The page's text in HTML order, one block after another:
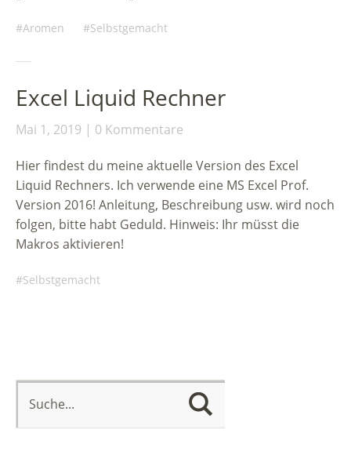
Aromen Selbstgemacht
Excel Liquid Rechner
Mai 1, 2019 0 Kommentare
Hier findest du meine aktuelle Version des Excel
Liquid Rechners. Ich verwende eine MS Excel Prof.
Version 2016! Anleitung, Beschreibung usw. wird noch
folgen, bitte habt Geduld. Hinweis: Ihr müsst die
Makros aktivieren!
Selbstgemacht